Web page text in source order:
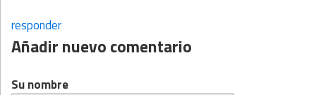
responder
Añadir nuevo comentario
Su nombre